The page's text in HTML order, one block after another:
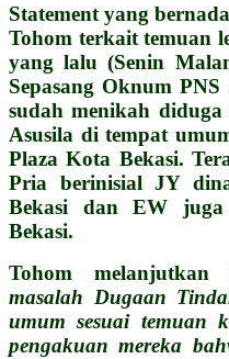
Statement yang
Tohom terkait temuan
yang lalu (Senin
Sepasang Oknum
sudah menikah
Asusila di tempat
Plaza Kota Bekasi.
Pria berinisial JY
Bekasi dan EW juga
Bekasi.
Tohom melanjutkan
masalah Dugaan
umum sesuai temuan
pengakuan mereka